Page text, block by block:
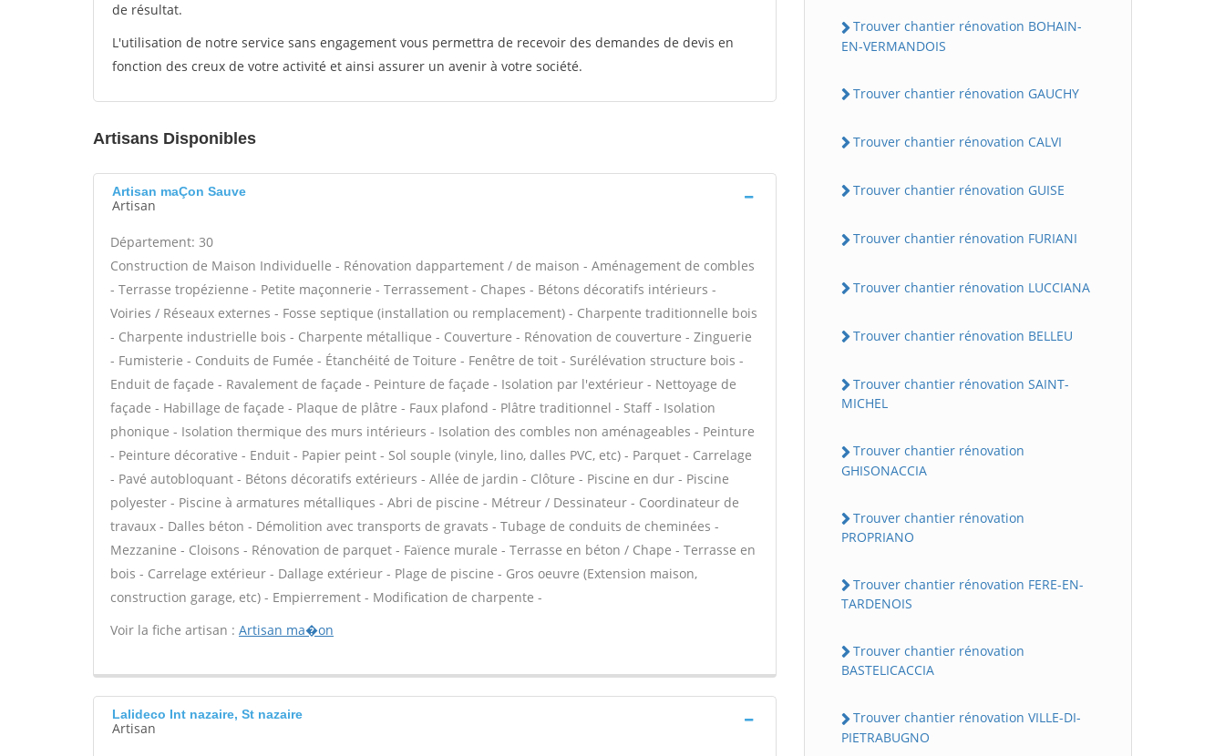
de résultat.
L'utilisation de notre service sans engagement vous permettra de recevoir des demandes de devis en
fonction des creux de votre activité et ainsi assurer un avenir à votre société.
Artisans Disponibles
Artisan maÇon Sauve
Artisan
Département: 30
Construction de Maison Individuelle - Rénovation dappartement / de maison - Aménagement de combles
- Terrasse tropézienne - Petite maçonnerie - Terrassement - Chapes - Bétons décoratifs intérieurs -
Voiries / Réseaux externes - Fosse septique (installation ou remplacement) - Charpente traditionnelle bois
- Charpente industrielle bois - Charpente métallique - Couverture - Rénovation de couverture - Zinguerie
- Fumisterie - Conduits de Fumée - Étanchéité de Toiture - Fenêtre de toit - Surélévation structure bois -
Enduit de façade - Ravalement de façade - Peinture de façade - Isolation par l'extérieur - Nettoyage de
façade - Habillage de façade - Plaque de plâtre - Faux plafond - Plâtre traditionnel - Staff - Isolation
phonique - Isolation thermique des murs intérieurs - Isolation des combles non aménageables - Peinture
- Peinture décorative - Enduit - Papier peint - Sol souple (vinyle, lino, dalles PVC, etc) - Parquet - Carrelage
- Pavé autobloquant - Bétons décoratifs extérieurs - Allée de jardin - Clôture - Piscine en dur - Piscine
polyester - Piscine à armatures métalliques - Abri de piscine - Métreur / Dessinateur - Coordinateur de
travaux - Dalles béton - Démolition avec transports de gravats - Tubage de conduits de cheminées -
Mezzanine - Cloisons - Rénovation de parquet - Faïence murale - Terrasse en béton / Chape - Terrasse en
bois - Carrelage extérieur - Dallage extérieur - Plage de piscine - Gros oeuvre (Extension maison,
construction garage, etc) - Empierrement - Modification de charpente -
Voir la fiche artisan : Artisan ma�on
Lalideco Int nazaire, St nazaire
Artisan
Trouver chantier rénovation BOHAIN-
EN-VERMANDOIS
Trouver chantier rénovation GAUCHY
Trouver chantier rénovation CALVI
Trouver chantier rénovation GUISE
Trouver chantier rénovation FURIANI
Trouver chantier rénovation LUCCIANA
Trouver chantier rénovation BELLEU
Trouver chantier rénovation SAINT-
MICHEL
Trouver chantier rénovation
GHISONACCIA
Trouver chantier rénovation
PROPRIANO
Trouver chantier rénovation FERE-EN-
TARDENOIS
Trouver chantier rénovation
BASTELICACCIA
Trouver chantier rénovation VILLE-DI-
PIETRABUGNO